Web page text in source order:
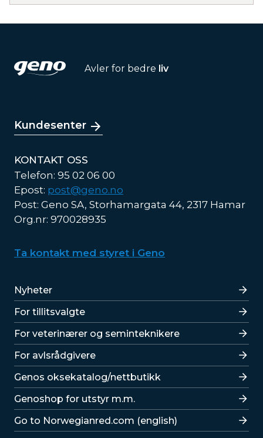
Avler for bedre liv
Kundesenter
KONTAKT OSS
Telefon: 95 02 06 00
Epost: post@geno.no
Post: Geno SA, Storhamargata 44, 2317 Hamar
Org.nr: 970028935
Ta kontakt med styret i Geno
Lenker
Nyheter
For tillitsvalgte
For veterinærer og seminteknikere
For avlsrådgivere
Lenker
Genos oksekatalog/nettbutikk
Genoshop for utstyr m.m.
Go to Norwegianred.com (english)